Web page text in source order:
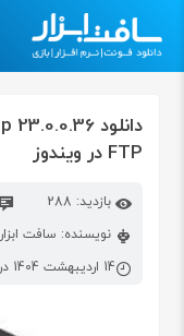
FTP در ویندوز
بازدید: 288
نویسنده: سافت ابزار
14 اردیبهشت 1404 در 9:18 ق.ظ